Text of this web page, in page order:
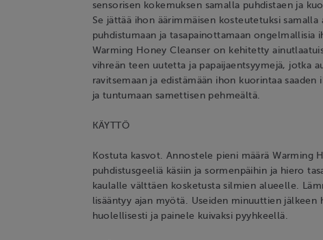
sensorisen kokemuksen samalla puhdistaen ja
Se jättää ihon äärimmäisen kosteutetuksi samalla
puhdistumaan ja tasapainottamaan ongelmallisia
Warming Honey Cleanser on kehitetty
vihreän teen uutetta ja papaijaentsyymejä, jotka
ravitsemaan ja edistämään ihon kuorintaa saaden
ja tuntumaan samettisen pehmeältä.
KÄYTTÖ
Kostuta kasvot. Annostele pieni määrä Warming
puhdistusgeeliä käsiin ja sormenpäihin ja hiero
kaulalle välttäen kosketusta silmien alueelle.
lisääntyy ajan myötä. Useiden minuuttien jälkeen
huolellisesti ja painele kuivaksi pyyhkeellä.